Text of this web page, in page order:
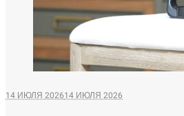
14 ИЮЛЯ 202614 ИЮЛЯ 2026